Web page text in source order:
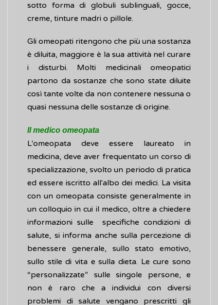
sotto forma di globuli sublinguali, gocce,
creme, tinture madri o pillole.
Gli omeopati ritengono che più una sostanza
è diluita, maggiore è la sua attività nel curare
i disturbi. Molti medicinali omeopatici
partono da sostanze che sono state diluite
così tante volte da non contenere nessuna o
quasi nessuna delle sostanze di origine.
Il medico omeopata
L'omeopata deve essere laureato in
medicina, deve aver frequentato un corso di
specializzazione, svolto un periodo di pratica
ed essere iscritto all'albo dei medici. La visita
con un omeopata consiste generalmente in
un colloquio in cui il medico, oltre a chiedere
informazioni sulle specifiche condizioni di
salute, si informa anche sulla percezione di
benessere generale, sullo stato emotivo,
sullo stile di vita e sulla dieta. Le cure sono
“personalizzate” sulle singole persone, e
non è raro che a individui con diversi
problemi di salute vengano prescritti gli